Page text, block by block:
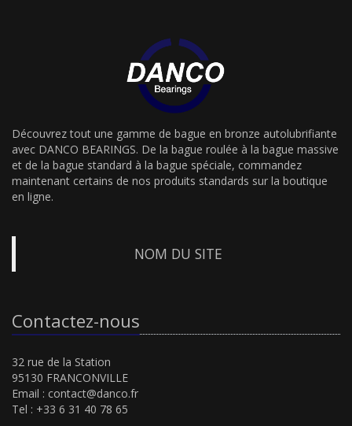
Découvrez tout une gamme de bague en bronze autolubrifiante
avec DANCO BEARINGS. De la bague roulée à la bague massive
et de la bague standard à la bague spéciale, commandez
maintenant certains de nos produits standards sur la boutique
en ligne.
NOM DU SITE
Contactez-nous
32 rue de la Station
95130 FRANCONVILLE
Email : contact@danco.fr
Tel : +33 6 31 40 78 65